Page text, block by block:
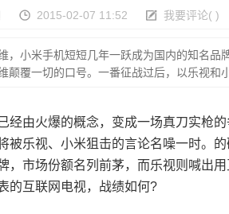
2015-02-07 11:52 我要评论( )
，小米手机短短几年一跃成为国内的知名品
颠覆一切的口号。一番征战过后，以乐视和
经由火爆的概念，变成一场真刀实枪
被乐视、小米狙击的言论名噪一时。
，市场份额名列前茅，而乐视则喊出
的互联网电视，战绩如何?